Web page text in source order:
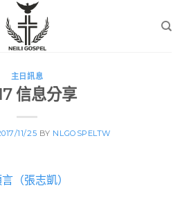
主日訊息
信息分享
11/25 BY NLGOSPELTW
（張志凱）